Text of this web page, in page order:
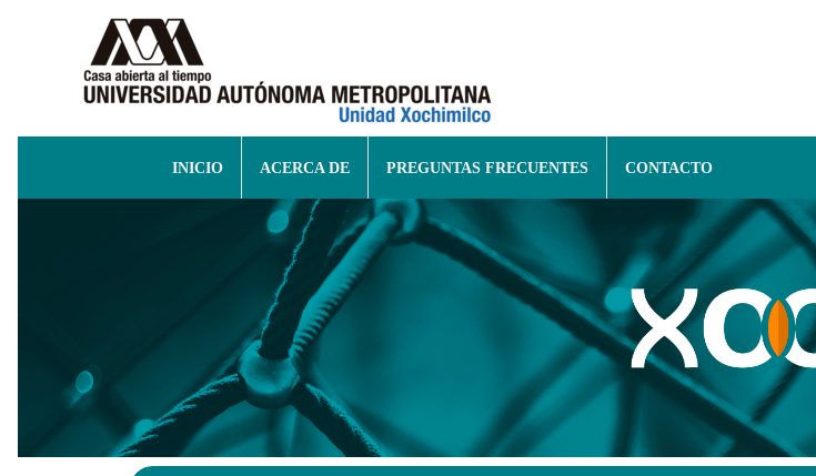
INICIO ACERCA DE PREGUNTAS FRECUENTES CONTACTO